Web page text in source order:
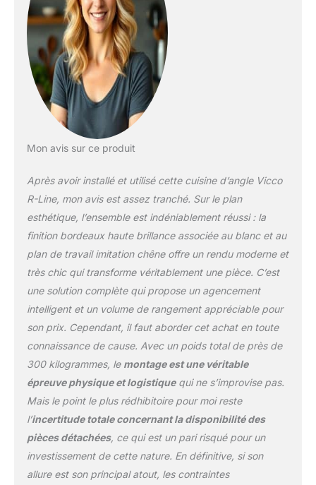
pieds réglables en
hauteur offrent une
flexibilité supplémentaire.
DIMENSIONS : La cuisine
d’angle a une largeur de
247x237 cm et une
profondeur de 46 cm.
Les meubles bas ont une
56,8x45x55 cm. La
profondeur du plan de
travail est de 60 cm.
et le corps de la cuisine
sont fabriqués en
panneau de particules de
16 mm avec revêtement
en résine mélaminée. Le
plan de travail est
fabriqué en panneau de
particules de 28 mm.
CONTENU DE
cuisine avec plan de
travail, matériel de
montage, instructions de
montage (sauf indication
électroménagers et les
décorations ne sont pas
Mon avis sur ce produit
Après avoir installé et utilisé cette cuisine d’angle Vicco
R-Line, mon avis est assez tranché. Sur le plan
esthétique, l’ensemble est indéniablement réussi : la
finition bordeaux haute brillance associée au blanc et au
plan de travail imitation chêne offre un rendu moderne et
très chic qui transforme véritablement une pièce. C’est
une solution complète qui propose un agencement
intelligent et un volume de rangement appréciable pour
son prix. Cependant, il faut aborder cet achat en toute
connaissance de cause. Avec un poids total de près de
300 kilogrammes, le montage est une véritable
épreuve physique et logistiquequi ne s’improvise pas.
Mais le point le plus rédhibitoire pour moi reste
l’incertitude totale concernant la disponibilité des
pièces détachées, ce qui est un pari risqué pour un
investissement de cette nature. En définitive, si son
allure est son principal atout, les contraintes